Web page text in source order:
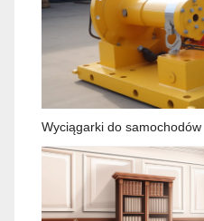
Wyciągarki do samochodów